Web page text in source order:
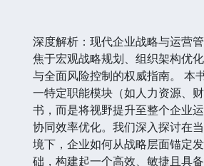
深度解析：现代企业战略与运营
焦于宏观战略规划、组织架构优
与全面风险控制的权威指南。 本
一特定职能模块（如人力资源、
书，而是将视野提升至整个企业
协同效率优化。我们深入探讨在
境下，企业如何从战略层面锚定
础，构建起一个高效、敏捷且具